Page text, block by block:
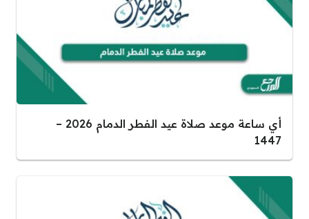
أي ساعة موعد صلاة عيد الفطر الدمام 2026 –
1447